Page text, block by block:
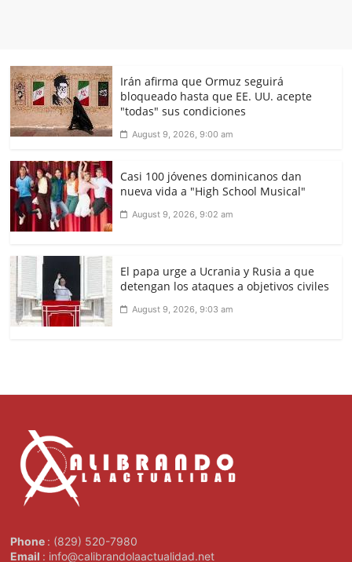
Irán afirma que Ormuz seguirá
bloqueado hasta que EE. UU. acepte
"todas" sus condiciones
August 9, 2026, 9:00 am
Casi 100 jóvenes dominicanos dan
nueva vida a "High School Musical"
August 9, 2026, 9:02 am
El papa urge a Ucrania y Rusia a que
detengan los ataques a objetivos civiles
August 9, 2026, 9:03 am
Phone : (829) 520-7980
Email : info@calibrandolaactualidad.net